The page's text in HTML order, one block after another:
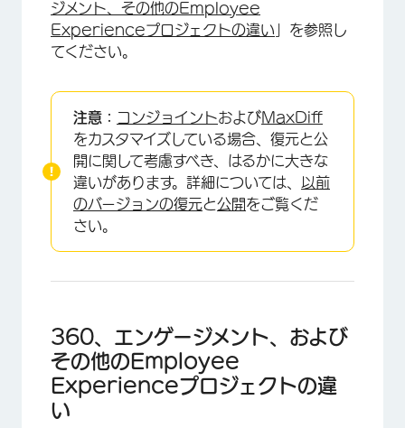
ジメント、その他のEmployee
Experienceプロジェクトの違い 」を参照し
てください。
注意： コンジョイントおよびMaxDiff
をカスタマイズしている場合、復元と公
開に関して考慮すべき、はるかに大きな
違いがあります。詳細については、
以前
のバージョンの復元と公開をご覧くだ
さい。
360、エンゲージメント、および
その他のEmployee
Experienceプロジェクトの違
い